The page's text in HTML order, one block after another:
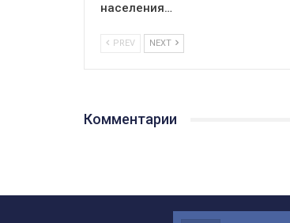
населения…
PREV NEXT
Комментарии